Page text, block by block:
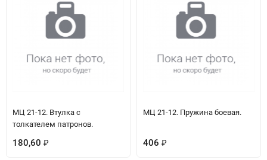
МЦ 21-12. Втулка с
толкателем патронов.
180,60 ₽
МЦ 21-12. Пружина боевая.
406 ₽